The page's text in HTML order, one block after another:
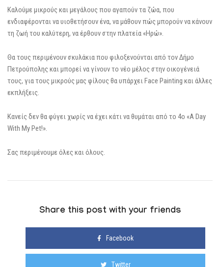
Καλούμε μικρούς και μεγάλους που αγαπούν τα ζώα, που
ενδιαφέρονται να υιοθετήσουν ένα, να μάθουν πώς μπορούν να κάνουν
τη ζωή του καλύτερη, να έρθουν στην πλατεία «Ηρώ».
Θα τους περιμένουν σκυλάκια που φιλοξενούνται από τον Δήμο
Πετρούπολης και μπορεί να γίνουν το νέο μέλος στην οικογένειά
τους, για τους μικρούς μας φίλους θα υπάρχει Face Painting και άλλες
εκπλήξεις.
Κανείς δεν θα φύγει χωρίς να έχει κάτι να θυμάται από το 4ο «A Day
With My Pet!».
Σας περιμένουμε όλες και όλους.
Share this post with your friends
Facebook
Twitter